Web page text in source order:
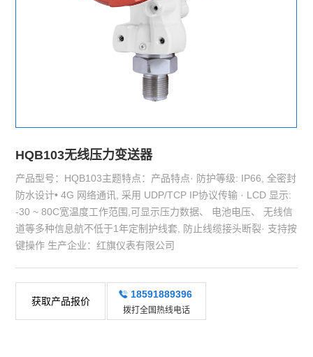
HQB103无线压力变送器
产品型号：HQB103主题特点：产品特点· 防护等级: IP66, 全密封
防水设计• 4G 网络通讯, 采用 UDP/TCP IP协议传输 · LCD 显示:
-30 ~ 80C宽温度工作范围,可显示压力数据、 电池电压、 无线信
道等多种信息航不低于1年定制护线套, 防止线缆接头断裂· 支持按
键操作 生产企业：红旗仪表有限公司
获取产品报价
18591889396
拨打全国热线电话